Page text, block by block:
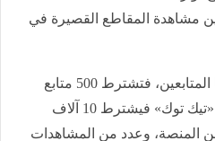
شهراً، أو 10 ملايين مشاهدة المقاطع القصيرة في
وبالنسبة للحصول على هدايا المتابعين، فتشترط 500 متابع
فقط، ومشاهدات قليلة، أما «تيك توك» فيشترط 10 آلاف
المنصة، وعدد من المشاهدات